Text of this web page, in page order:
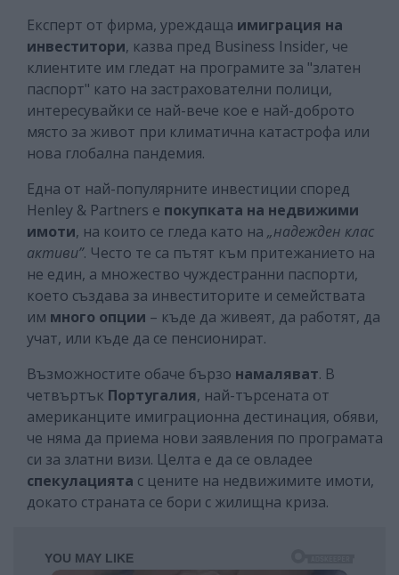
Експерт от фирма, уреждаща имиграция на
инвеститори, казва пред Business Insider, че
клиентите им гледат на програмите за "златен
паспорт" като на застрахователни полици,
интересувайки се най-вече кое е най-доброто
място за живот при климатична катастрофа или
нова глобална пандемия.
Една от най-популярните инвестиции според
Henley & Partners е покупката на недвижими
имоти, на които се гледа като на „надежден клас
активи”. Често те са пътят към притежанието на
не един, а множество чуждестранни паспорти,
което създава за инвеститорите и семействата
им много опции – къде да живеят, да работят, да
учат, или къде да се пенсионират.
Възможностите обаче бързо намаляват. В
четвъртък Португалия, най-търсената от
американците имиграционна дестинация, обяви,
че няма да приема нови заявления по програмата
си за златни визи. Целта е да се овладее
спекулацията с цените на недвижимите имоти,
докато страната се бори с жилищна криза.